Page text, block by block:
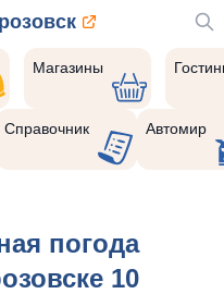
Магазины
Справочник Автомир
погода
10